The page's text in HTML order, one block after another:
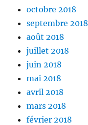
octobre 2018
septembre 2018
août 2018
juillet 2018
juin 2018
mai 2018
avril 2018
mars 2018
février 2018